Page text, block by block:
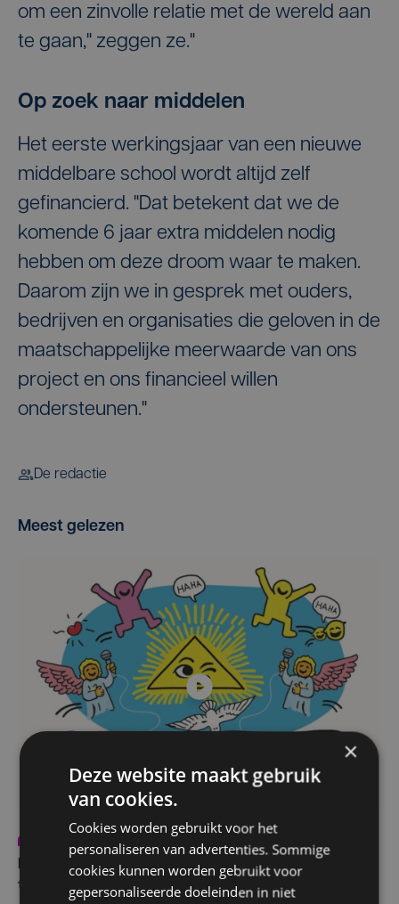
om een zinvolle relatie met de wereld aan
te gaan," zeggen ze."
Op zoek naar middelen
Het eerste werkingsjaar van een nieuwe
middelbare school wordt altijd zelf
gefinancierd. "Dat betekent dat we de
komende 6 jaar extra middelen nodig
hebben om deze droom waar te maken.
Daarom zijn we in gesprek met ouders,
bedrijven en organisaties die geloven in de
maatschappelijke meerwaarde van ons
project en ons financieel willen
ondersteunen."
De redactie
Meest gelezen
di 30 juni | 16:43
Kom jij donderdag met ons mee lachen? Focus-WTV
trakteert deze zomer op zeven gratis comedyavonden
×
Deze website maakt gebruik
van cookies.
Cookies worden gebruikt voor het
personaliseren van advertenties. Sommige
cookies kunnen worden gebruikt voor
gepersonaliseerde doeleinden in niet